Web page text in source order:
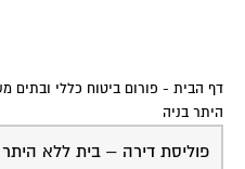
דף הבית - פורום ביטוח כללי ובתים
היתר בניה
פוליסת דירה – בית ללא היתר